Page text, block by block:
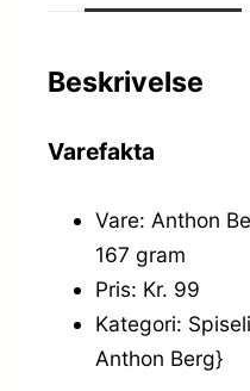
Beskrivelse
Varefakta
Vare: Anthon
167 gram
Pris: Kr. 99
Kategori:
Anthon Berg}